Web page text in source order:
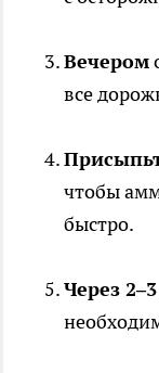
Вечером
все
чтобы
быстро.
Через